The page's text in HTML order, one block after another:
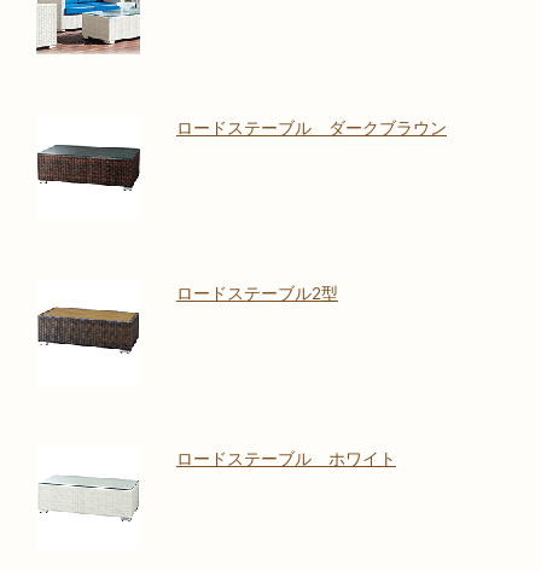
ロードステーブル ダークブラウン
ロードステーブル2型
ロードステーブル ホワイト